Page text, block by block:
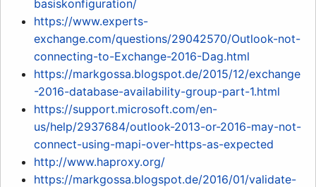
basiskonfiguration/
https://www.experts-
exchange.com/questions/29042570/Outlook-not-
connecting-to-Exchange-2016-Dag.html
https://markgossa.blogspot.de/2015/12/exchange
-2016-database-availability-group-part-1.html
https://support.microsoft.com/en-
us/help/2937684/outlook-2013-or-2016-may-not-
connect-using-mapi-over-https-as-expected
http://www.haproxy.org/
https://markgossa.blogspot.de/2016/01/validate-